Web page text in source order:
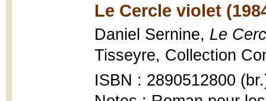
Le Cercle violet
Daniel Sernine, Le
Tisseyre, Collection
ISBN : 2890512800